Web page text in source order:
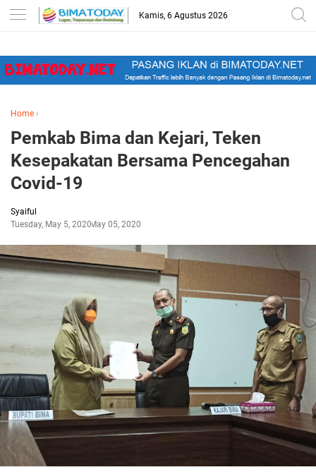
-->
Kamis, 6 Agustus 2026
Home ›
Pemkab Bima dan Kejari, Teken
Kesepakatan Bersama Pencegahan
Covid-19
Syaiful
Tuesday, May 5, 2020May 05, 2020